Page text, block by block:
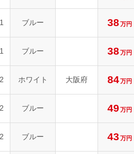
ブルー 38 万円
ブルー 38 万円
ホワイト 大阪府 84万円
ブルー 49 万円
ブルー 43 万円